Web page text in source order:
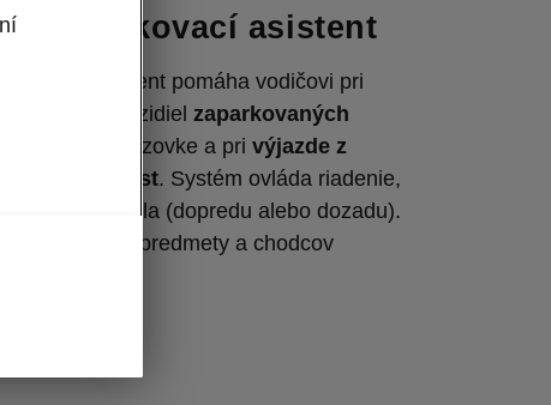
parkovací asistent
asistent pomáha vodičovi pri
v rade vozidiel zaparkovaných
k vozovke a pri výjazde z
miest. Systém ovláda riadenie,
jazdy vozidla (dopredu alebo dozadu).
detegovať predmety a chodcov
s nimi.